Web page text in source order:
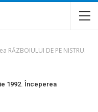
RĂZBOIULUI DE PE NISTRU.
1992. Începerea